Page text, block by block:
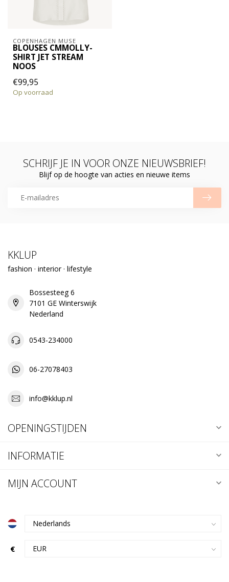
COPENHAGEN MUSE
BLOUSES CMMOLLY-
SHIRT JET STREAM
NOOS
€99,95
Op voorraad
SCHRIJF JE IN VOOR ONZE NIEUWSBRIEF!
Blijf op de hoogte van acties en nieuwe items
KKLUP
fashion · interior · lifestyle
Bossesteeg 6
7101 GE Winterswijk
Nederland
0543-234000
06-27078403
info@kklup.nl
OPENINGSTIJDEN
INFORMATIE
MIJN ACCOUNT
€